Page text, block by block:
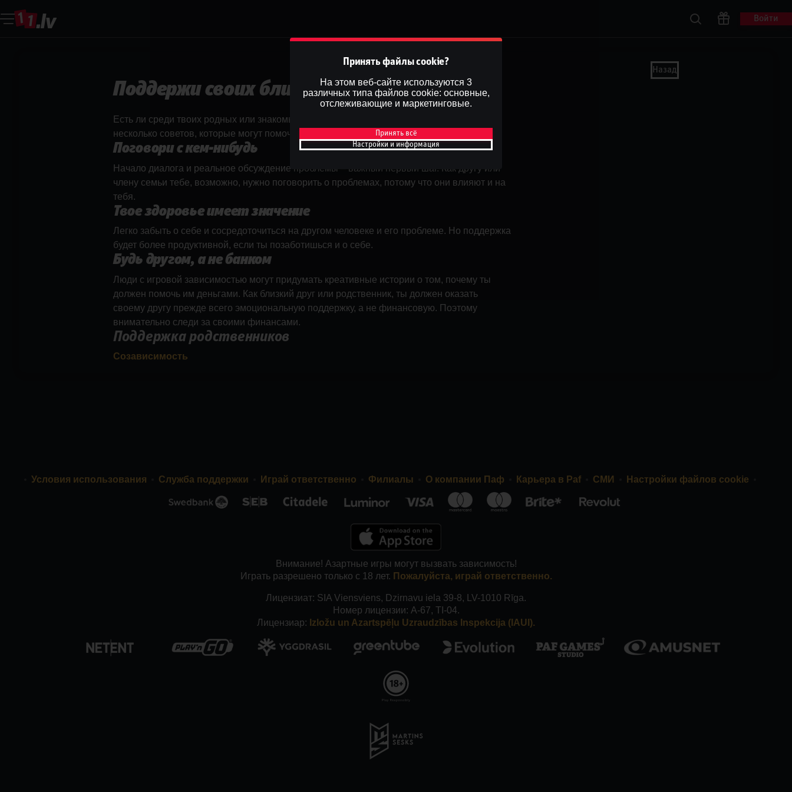
Войти
Назад
Поддержи своих близких
Есть ли среди твоих родных или знакомых кто-то, кто слишком много играет? У нас есть
несколько советов, которые могут помочь.
Поговори с кем-нибудь
Начало диалога и реальное обсуждение проблемы – важный первый шаг. Как другу или
члену семьи тебе, возможно, нужно поговорить о проблемах, потому что они влияют и на
тебя.
Твое здоровье имеет значение
Легко забыть о себе и сосредоточиться на другом человеке и его проблеме. Но поддержка
будет более продуктивной, если ты позаботишься и о себе.
Будь другом, а не банком
Люди с игровой зависимостью могут придумать креативные истории о том, почему ты
должен помочь им деньгами. Как близкий друг или родственник, ты должен оказать
своему другу прежде всего эмоциональную поддержку, а не финансовую. Поэтому
внимательно следи за своими финансами.
Поддержка родственников
Созависимость
Условия использования Служба поддержки Играй ответственно Филиалы О компании Паф Карьера в Paf СМИ Настройки файлов cookie
Внимание! Азартные игры могут вызвать зависимость!
Играть разрешено только с 18 лет. Пожалуйста, играй ответственно.
Лицензиат: SIA Viensviens, Dzirnavu iela 39-8, LV-1010 Rīga.
Номер лицензии: A-67, TI-04.
Лицензиар: Izložu un Azartspēļu Uzraudzības Inspekcija (IAUI).
Принять файлы cookie?
На этом веб-сайте используются 3
различных типа файлов cookie: основные,
отслеживающие и маркетинговые.
Принять всё
Настройки и информация